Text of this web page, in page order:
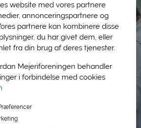
website med vores partnere
annonceringspartnere og
partnere kan kombinere disse
du har givet dem, eller
fra din brug af deres tjenester.
Mejeriforeningen behandler
i forbindelse med cookies